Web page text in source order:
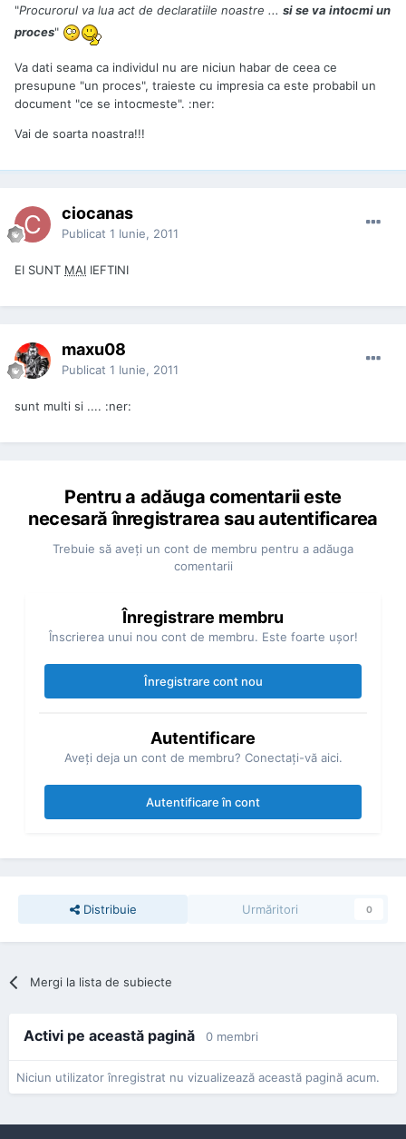
"Procurorul va lua act de declaratiile noastre ... si se va intocmi un
proces"
Va dati seama ca individul nu are niciun habar de ceea ce
presupune "un proces", traieste cu impresia ca este probabil un
document "ce se intocmeste". :ner:
Vai de soarta noastra!!!
ciocanas
Publicat 1 Iunie, 2011
EI SUNT MAI IEFTINI
maxu08
Publicat 1 Iunie, 2011
sunt multi si .... :ner:
Pentru a adăuga comentarii este
necesară înregistrarea sau autentificarea
Trebuie să aveţi un cont de membru pentru a adăuga
comentarii
Înregistrare membru
Înscrierea unui nou cont de membru. Este foarte uşor!
Înregistrare cont nou
Autentificare
Aveţi deja un cont de membru? Conectaţi-vă aici.
Autentificare în cont
Distribuie Urmăritori 0
Mergi la lista de subiecte
Activi pe această pagină 0 membri
Niciun utilizator înregistrat nu vizualizează această pagină acum.